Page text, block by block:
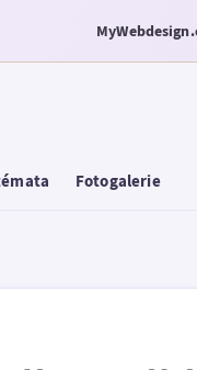
Fotogalerie